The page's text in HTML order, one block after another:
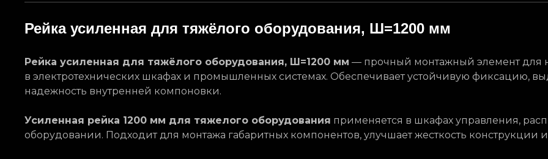
Рейка усиленная для тяжёлого оборудования, Ш=1200 мм
Рейка усиленная для тяжёлого оборудования, Ш=1200 мм — прочный монтажный элемент для
в электротехнических шкафах и промышленных системах. Обеспечивает устойчивую фиксацию,
надежность внутренней компоновки.
Усиленная рейка 1200 мм для тяжелого оборудования применяется в шкафах управления,
оборудовании. Подходит для монтажа габаритных компонентов, улучшает жесткость конструкции